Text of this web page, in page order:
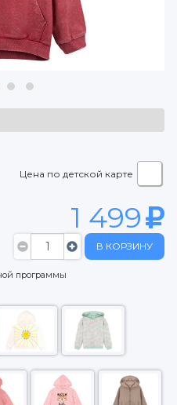
Цена по детской карте
1 499
В КОРЗИНУ
программы